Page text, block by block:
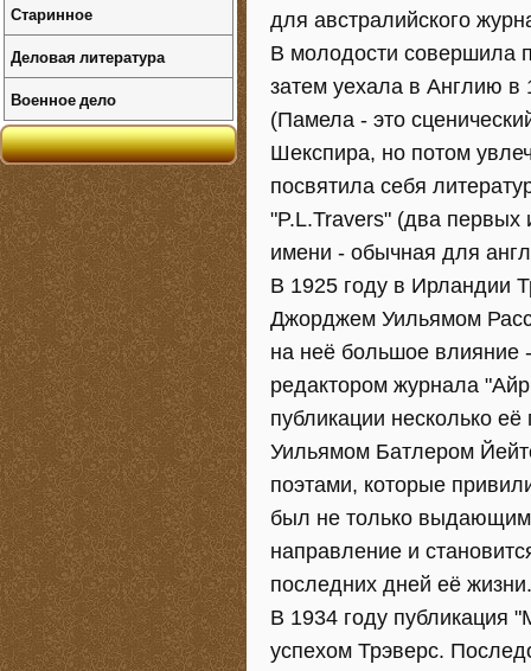
для австралийского
В молодости совершила
затем уехала в Англию в
(Памела - это
Шекспира, но потом
посвятила себя
"P.L.Travers" (два первых
имени - обычная для
В 1925 году в Ирландии
Джорджем Уильямом
на неё большое влияние
редактором журнала
публикации несколько
Уильямом Батлером
поэтами, которые
был не только
направление и
последних дней её жизни.
В 1934 году публикация
успехом Трэверс.
Старинное
Деловая литература
Военное дело